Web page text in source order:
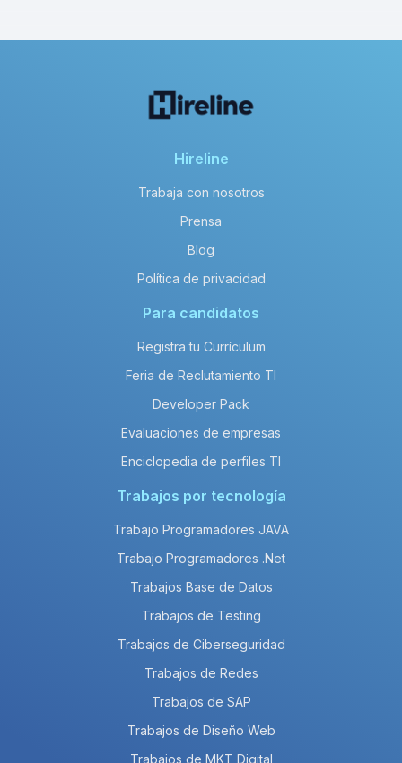
Hireline
Trabaja con nosotros
Prensa
Blog
Política de privacidad
Para candidatos
Registra tu Currículum
Feria de Reclutamiento TI
Developer Pack
Evaluaciones de empresas
Enciclopedia de perfiles TI
Trabajos por tecnología
Trabajo Programadores JAVA
Trabajo Programadores .Net
Trabajos Base de Datos
Trabajos de Testing
Trabajos de Ciberseguridad
Trabajos de Redes
Trabajos de SAP
Trabajos de Diseño Web
Trabajos de MKT Digital